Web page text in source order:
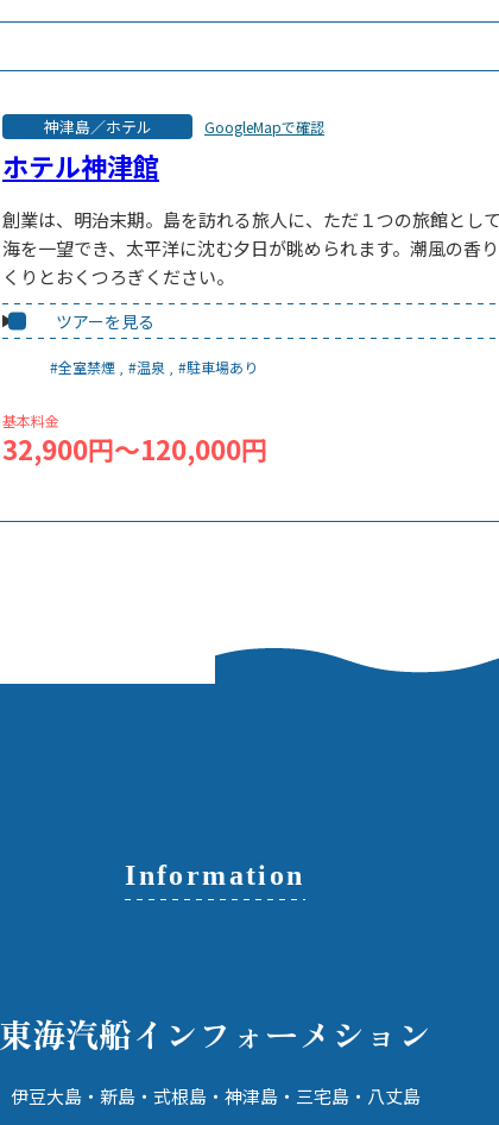
神津島／ホテル GoogleMapで確認
ホテル神津館
創業は、明治末期。島を訪れる旅人に、ただ１つの旅館とし
海を一望でき、太平洋に沈む夕日が眺められます。潮風の香
くりとおくつろぎください。
ツアーを見る
#全室禁煙 #温泉 #駐車場あり
基本料金
32,900円～120,000円
Information
東海汽船インフォーメション
伊豆大島・新島・式根島・神津島・ 三宅島・八丈島